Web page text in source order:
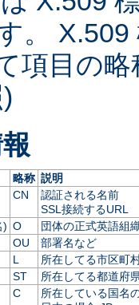
。
項目の
略称 説明
CN
認証される名前
SSL接続するURL
) O
団体の正式英語組
OU
部署名など
L
所在してる市区町
ST
所在してる都道府
C
所在している国名